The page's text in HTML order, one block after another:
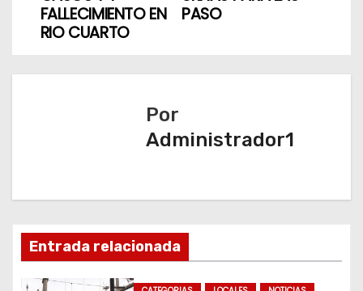
g
n
PASO
FALLECIMIENTO EN
RIO CUARTO
Por
Administrador1
Entrada relacionada